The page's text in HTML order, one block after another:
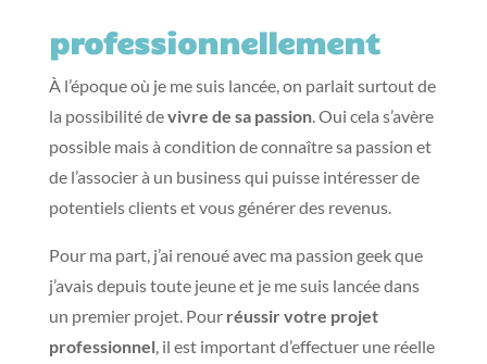
professionnellement
À l’époque où je me suis lancée, on parlait surtout de
la possibilité devivre de sa passion. Oui cela s’avère
possible mais à condition de connaître sa passion et
de l’associer à un business qui puisse intéresser de
potentiels clients et vous générer des revenus.
Pour ma part, j’ai renoué avec ma passion geek que
j’avais depuis toute jeune et je me suis lancée dans
un premier projet. Pour réussir votre projet
professionnel, il est important d’effectuer une réelle